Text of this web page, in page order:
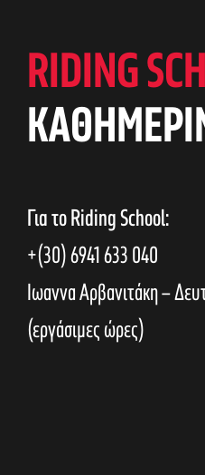
RIDING
Για το Riding School:
+(30) 6941 633 040
Ιωαννα Αρβανιτάκη –
(εργάσιμες ώρες)